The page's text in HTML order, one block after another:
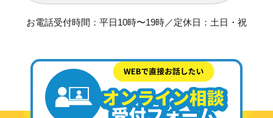
お電話受付時間：平日10時〜19時／定休日：土日・祝